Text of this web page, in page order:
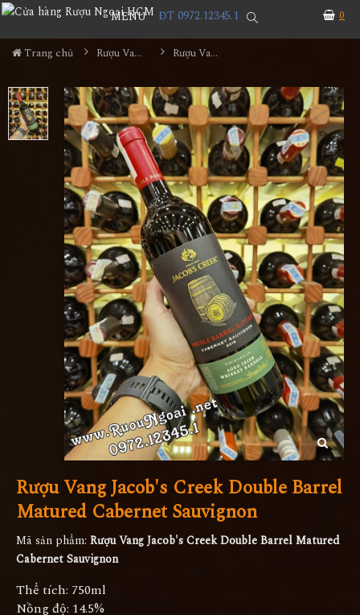
0
MENU ĐT 0972.12345.1
Trang chủ Rượu Vang Rượu Vang Jacob's Creek Double Barrel Matured Cabernet Sauvignon
Rượu Vang Jacob's Creek Double Barrel
Matured Cabernet Sauvignon
Mã sản phẩm: Rượu Vang Jacob's Creek Double Barrel Matured
Cabernet Sauvignon
Thể tích: 750ml
Nồng độ: 14.5%